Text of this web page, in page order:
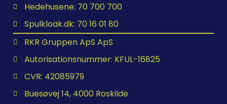
Hedehusene: 70 700 700
Spulkloak.dk: 70 16 01 80
RKR Gruppen ApS ApS
Autorisationsnummer: KFUL-16825
CVR: 42085979
Buesøvej 14, 4000 Roskilde